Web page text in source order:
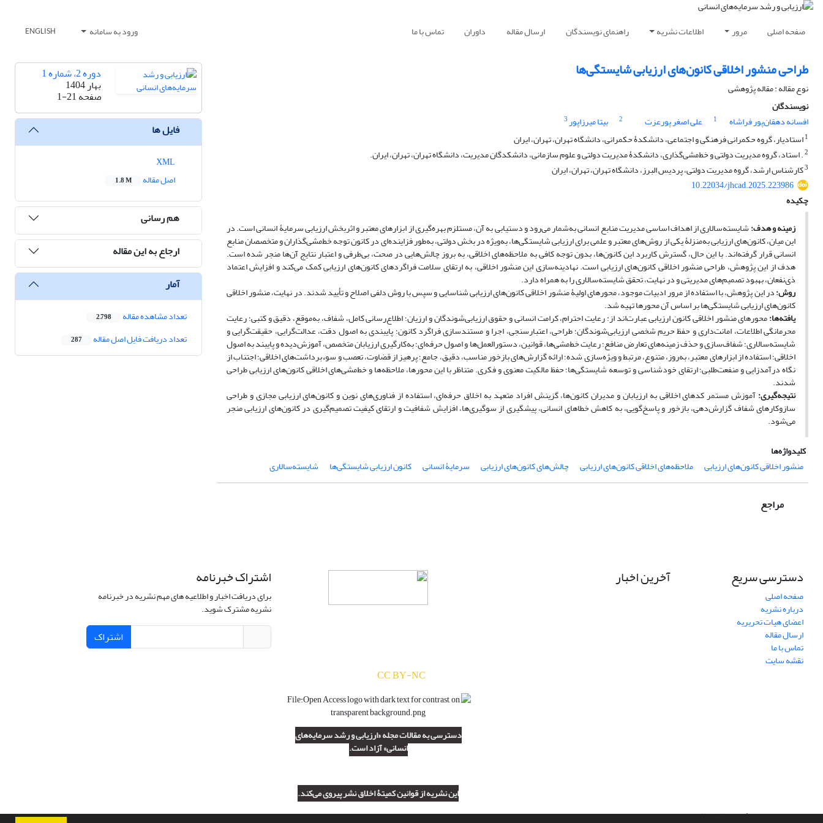
صفحه اصلی مرور اطلاعات نشریه راهنمای نویسندگان ارسال مقاله داوران تماس با ما ورود به سامانه ENGLISH
طراحی منشور اخلاقی کانون‌های ارزیابی شایستگی‌ها
نوع مقاله : مقاله پژوهشی
نویسندگان
افسانه دهقان‌پور فراشاه
1 علی اصغر پورعزت 2 بیتا میرزاپور3
1استادیار، گروه حکمرانی فرهنگی و اجتماعی، دانشکدۀ حکمرانی، دانشگاه تهران، تهران، ایران
2. استاد، گروه مدیریت دولتی و خط‌مشی‌گذاری، دانشکدۀ مدیریت دولتی و علوم سازمانی، دانشکدگان مدیریت، دانشگاه تهران، تهران، ایران.
3کارشناس ارشد، گروه مدیریت دولتی، پردیس البرز، دانشگاه تهران، تهران، ایران
10.22034/jhcad.2025.223986
چکیده
زمینه و هدف:شایسته‌سالاری از اهداف اساسی مدیریت منابع انسانی به‌شمار می‌رود و دستیابی به آن، مستلزم بهره‌گیری از ابزارهای معتبر و اثربخش ارزیابی سرمایۀ انسانی است. در
این میان، کانون‌های ارزیابی به‌منزلۀ یکی از روش‌های معتبر و علمی برای ارزیابی شایستگی‌ها، به‌ویژه در بخش دولتی، به‌طور فزاینده‌ای در کانون توجه خط‌مشی‌گذاران و متخصصان منابع
انسانی قرار گرفته‌اند. با این حال، گسترش کاربرد این کانون‌ها، بدون توجه کافی به ملاحظه‌های اخلاقی، به بروز چالش‌هایی در صحت، بی‌طرفی و اعتبار نتایج آن‌ها منجر شده است.
هدف از این پژوهش، طراحی منشور اخلاقی کانون‌های ارزیابی است. نهادینه‌سازی این منشور اخلاقی، به ارتقای سلامت فراگردهای کانون‌های ارزیابی کمک می‌کند و افزایش اعتماد
ذی‌نفعان، بهبود تصمیم‌های مدیریتی و در نهایت، تحقق شایسته‌سالاری را به همراه دارد.
روش:در این پژوهش، با استفاده از مرور ادبیات موجود، محورهای اولیۀ منشور اخلاقی کانون‌های ارزیابی شناسایی و سپس با روش دلفی اصلاح و تأیید شدند. در نهایت، منشور اخلاقی
کانون‌های ارزیابی شایستگی‌ها بر اساس آن محورها تهیه شد.
یافته‌ها:محورهای منشور اخلاقی کانون ارزیابی عبارت‌اند از: رعایت احترام، کرامت انسانی و حقوق ارزیابی‌شوندگان و ارزیان؛ اطلاع‌رسانی کامل، شفاف، به‌موقع، دقیق و کتبی؛ رعایت
محرمانگی اطلاعات، امانت‌داری و حفظ حریم شخصی ارزیابی‌شوندگان؛ طراحی، اعتبارسنجی، اجرا و مستندسازی فراگرد کانون؛ پایبندی به اصول دقت، عدالت‌گرایی، حقیقت‌گرایی و
شایسته‌سالاری؛ شفاف‌سازی و حذف زمینه‌های تعارض منافع؛ رعایت خط‌مشی‌ها، قوانین، دستورالعمل‌ها و اصول حرفه‌ای؛ به‌کارگیری ارزیابان متخصص، آموزش‌دیده و پایبند به اصول
اخلاقی؛ استفاده از ابزارهای معتبر، به‌روز، متنوع، مرتبط و ویژه‌سازی شده؛ ارائه گزارش‌های بازخور مناسب، دقیق، جامع؛ پرهیز از قضاوت، تعصب و سوءبرداشت‌های اخلاقی؛ اجتناب از
نگاه درآمدزایی و منفعت‌طلبی؛ ارتقای خودشناسی و توسعه شایستگی‌ها؛ حفظ مالکیت معنوی و فکری. متناظر با این محورها، ملاحظه‌ها و خط‌مشی‌های اخلاقی کانون‌های ارزیابی طراحی
شدند.
نتیجه‌گیری:آموزش مستمر کدهای اخلاقی به ارزیابان و مدیران کانون‌ها، گزینش افراد متعهد به اخلاق حرفه‌ای، استفاده از فناوری‌های نوین و کانون‌های ارزیابی مجازی و طراحی
سازوکارهای شفاف گزارش‌دهی، بازخور و پاسخ‌گویی، به کاهش خطاهای انسانی، پیشگیری از سوگیری‌ها، افزایش شفافیت و ارتقای کیفیت تصمیم‌گیری در کانون‌های ارزیابی منجر
می‌شود.
کلیدواژه‌ها
منشور اخلاقی کانون‌های ارزیابی
ملاحظه‌های اخلاقی کانون‌های ارزیابی چالش‌های کانون‌های ارزیابی سرمایۀ انسانی کانون ارزیابی شایستگی‌ها شایسته‌سالاری
مراجع
دوره 2، شماره 1
بهار 1404
صفحه1-21
فایل ها
اصل مقاله
1.8 M
هم رسانی
ارجاع به این مقاله
آمار
تعداد مشاهده مقاله 2,798
تعداد دریافت فایل اصل مقاله 287
دسترسی سریع
صفحه اصلی
درباره نشریه
اعضای هیات تحریریه
ارسال مقاله
تماس با ما
نقشه سایت
آخرین اخبار
CC BY-NC
دسترسی به مقالات مجله «ارزیابی و رشد سرمایه‌های
انسانی» آزاد است.
این نشریه از قوانین کمیتۀ اخلاق نشر پیروی می‌کند.
اشتراک خبرنامه
برای دریافت اخبار و اطلاعیه های مهم نشریه در خبرنامه
نشریه مشترک شوید.
اشتراک
سامانه مدیریت نشریات علمی.طراحی و پیاده سازی ازسیناوب